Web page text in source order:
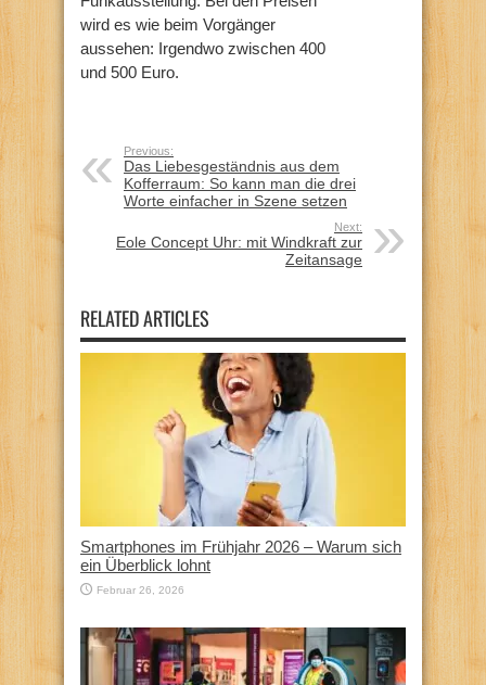
wird es wie beim Vorgänger
aussehen: Irgendwo zwischen 400
und 500 Euro.
Previous:
Das Liebesgeständnis aus dem
Kofferraum: So kann man die drei
Worte einfacher in Szene setzen
Next:
Eole Concept Uhr: mit Windkraft zur
Zeitansage
RELATED ARTICLES
Smartphones im Frühjahr 2026 – Warum sich
ein Überblick lohnt
Februar 26, 2026